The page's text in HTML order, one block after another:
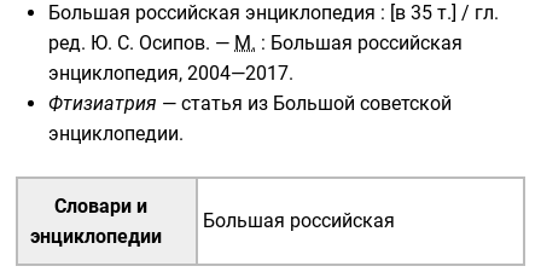
Большая российская энциклопедия : [в 35 т.] / гл.
ред. Ю. С. Осипов. — М. : Большая российская
энциклопедия, 2004—2017.
Фтизиатрия — статья из Большой советской
энциклопедии.
Словари и
энциклопедии
Большая российская